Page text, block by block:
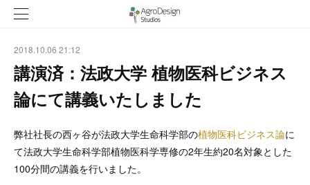
2018.10.06 21:12
講演済：法政大学 植物医科ビジネス
論にて講義いたしました
弊社社長の西ヶ谷が法政大学生命科学部の植物医科ビジネス論に
て法政大学生命科学部植物医科学専修の2年生約20名対象とした
100分間の講義を行いました。